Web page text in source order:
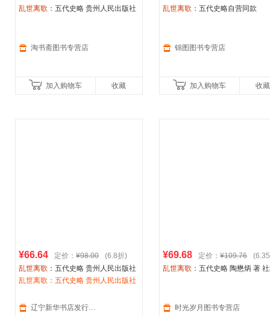
乱世离歌 ：五代史略 贵州人民出版社
淘书斋图书专营店
加入购物车 收藏
乱世离歌 ：五代史略自营同款
锦图图书专营店
加入购物车 收藏
¥66.64 定价： ¥98.00
(6.8折)
乱世离歌 ：五代史略 贵州人民出版社
陶懋炳 著 著
乱世离歌：五代史略 贵州人民出版社
辽宁新华书店发行集团旗舰店
¥69.68 定价： ¥109.76
乱世离歌 ：五代史略 陶懋炳 著
时光岁月图书专营店